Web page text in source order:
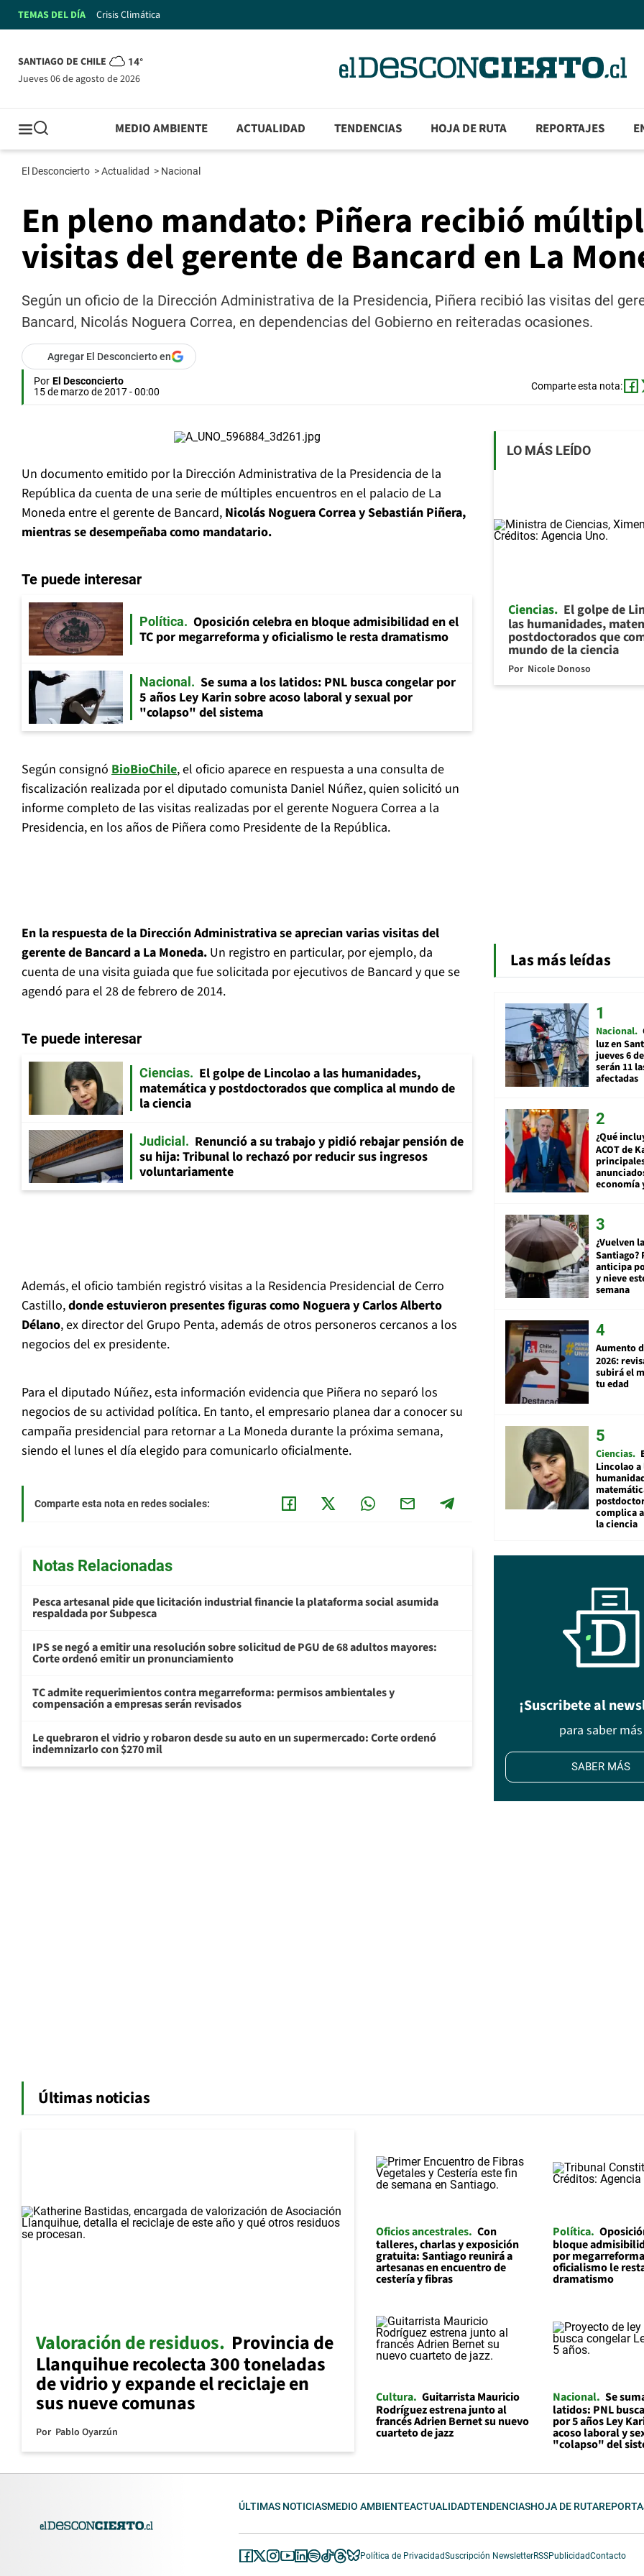
TEMAS DEL DÍA Crisis Climática
SANTIAGO DE CHILE 14°
jueves 06 de agosto de 2026
MEDIO AMBIENTE ACTUALIDAD TENDENCIAS HOJA DE RUTA REPORTAJES
El Desconcierto >Actualidad > Nacional
En pleno mandato: Piñera recibió
visitas del gerente de Bancard en La
Según un oficio de la Dirección Administrativa de la Presidencia, Piñera recibió las visitas del
Bancard, Nicolás Noguera Correa, en dependencias del Gobierno en reiteradas ocasiones.
Agregar El Desconcierto en
Por El Desconcierto
15 de marzo de 2017 - 00:00
Comparte esta nota:
Un documento emitido por la Dirección Administrativa de la Presidencia de la
República da cuenta de una serie de múltiples encuentros en el palacio de La
Moneda entre el gerente de Bancard, Nicolás Noguera Correa y Sebastián Piñera,
mientras se desempeñaba como mandatario.
Te puede interesar
Política
Oposición celebra en bloque admisibilidad en el
TC por megarreforma y oficialismo le resta dramatismo
Nacional
Se suma a los latidos: PNL busca congelar por
5 años Ley Karin sobre acoso laboral y sexual por
"colapso" del sistema
Según consignó BioBioChile, el oficio aparece en respuesta a una consulta de
fiscalización realizada por el diputado comunista Daniel Núñez, quien solicitó un
informe completo de las visitas realizadas por el gerente Noguera Correa a la
Presidencia, en los años de Piñera como Presidente de la República.
En la respuesta de la Dirección Administrativa se aprecian varias visitas del
gerente de Bancard a La Moneda. Un registro en particular, por ejemplo, da
cuenta de una visita guiada que fue solicitada por ejecutivos de Bancard y que se
agendó para el 28 de febrero de 2014.
Te puede interesar
Ciencias
El golpe de Lincolao a las humanidades,
matemática y postdoctorados que complica al mundo de
la ciencia
Judicial
Renunció a su trabajo y pidió rebajar pensión de
su hija: Tribunal lo rechazó por reducir sus ingresos
voluntariamente
Además, el oficio también registró visitas a la Residencia Presidencial de Cerro
Castillo,donde estuvieron presentes figuras como Noguera y Carlos Alberto
Délano, ex director del Grupo Penta, además de otros personeros cercanos a los
negocios del ex presidente.
Para el diputado Núñez, esta información evidencia que Piñera no separó los
negocios de su actividad política. En tanto, el empresario planea dar a conocer su
campaña presidencial para retornar a La Moneda durante la próxima semana,
siendo el lunes el día elegido para comunicarlo oficialmente.
Comparte esta nota en redes sociales:
Notas Relacionadas
Pesca artesanal pide que licitación industrial financie la plataforma social asumida
respaldada por Subpesca
IPS se negó a emitir una resolución sobre solicitud de PGU de 68 adultos mayores:
Corte ordenó emitir un pronunciamiento
TC admite requerimientos contra megarreforma: permisos ambientales y
compensación a empresas serán revisados
Le quebraron el vidrio y robaron desde su auto en un supermercado: Corte ordenó
indemnizarlo con $270 mil
LO MÁS LEÍDO
Ciencias El golpe de
las humanidades,
postdoctorados que
mundo de la ciencia
Por Nicole Donoso
Las más leídas
Nacional
luz en
jueves 6
serán 11
afectadas
¿Qué
ACOT de
economía
¿Vuelven
Santiago?
anticipa
y nieve
semana
Aumento
2026:
subirá el
tu edad
Ciencias
Lincolao a
complica
la ciencia
¡Suscribete al
para saber más
SABER MÁS
Últimas noticias
Valoración de residuos Provincia de
Llanquihue recolecta 300 toneladas
de vidrio y expande el reciclaje en
sus nueve comunas
Por Pablo Oyarzún
Oficios ancestrales Con
talleres, charlas y exposición
gratuita: Santiago reunirá a
artesanas en encuentro de
cestería y fibras
Política
bloque
por
oficialismo le
dramatismo
Cultura Guitarrista Mauricio
Rodríguez estrena junto al
francés Adrien Bernet su nuevo
cuarteto de jazz
Nacional Se
latidos: PNL
por 5 años Ley
acoso laboral y
"colapso" del
ÚLTIMAS NOTICIASMEDIO AMBIENTEACTUALIDADTENDENCIASHOJA DE RUTA
Política de PrivacidadSuscripción NewsletterRSSPublicidadContacto